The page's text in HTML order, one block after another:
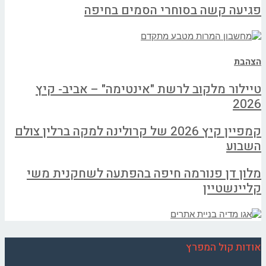
פגיעה קשה בסוחרי הסמים בחיפה
הצהבת
טיילור מלקוב לרשת "אינטימה" – אביב- קיץ
2026
קמפיין קיץ 2026 של קרולינה למקה ברלין צולם
השבוע
מלון דן פנורמה חיפה בהפתעה לשחקנית משי
קליינשטיין
אודות קול המפרץ